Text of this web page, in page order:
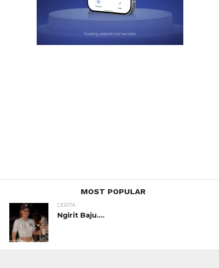
MOST POPULAR
CERITA
Ngirit Baju….